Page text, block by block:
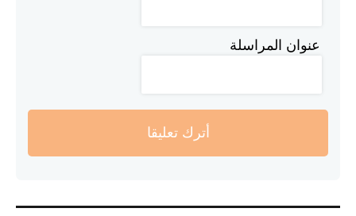
عنوان المراسلة
أترك تعليقا